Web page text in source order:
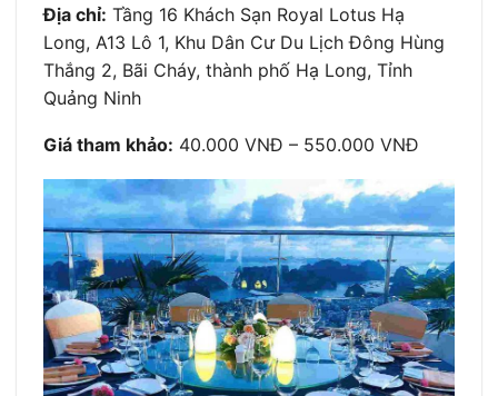
Địa chỉ: Tầng 16 Khách Sạn Royal Lotus Hạ
Long, A13 Lô 1, Khu Dân Cư Du Lịch Đông Hùng
Thắng 2, Bãi Cháy, thành phố Hạ Long, Tỉnh
Quảng Ninh
Giá tham khảo: 40.000 VNĐ – 550.000 VNĐ